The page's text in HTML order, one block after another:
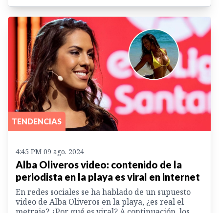
TENDENCIAS
4:45 PM 09 ago. 2024
Alba Oliveros video: contenido de la
periodista en la playa es viral en internet
En redes sociales se ha hablado de un supuesto
video de Alba Oliveros en la playa, ¿es real el